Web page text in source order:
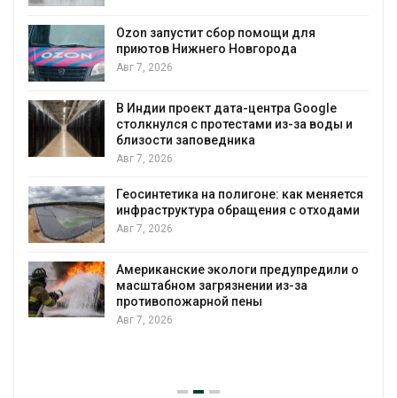
Ozon запустит сбор помощи для
приютов Нижнего Новгорода
Авг 7, 2026
В Индии проект дата-центра Google
столкнулся с протестами из-за воды и
близости заповедника
Авг 7, 2026
Геосинтетика на полигоне: как меняется
инфраструктура обращения с отходами
Авг 7, 2026
Американские экологи предупредили о
масштабном загрязнении из-за
противопожарной пены
Авг 7, 2026